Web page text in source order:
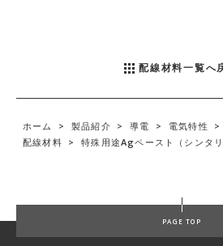
配線材料一覧へ
ホーム > 製品紹介 > 導電 > 電気特性 >
配線材料 > 特殊用途Agペースト（シンタリ
PAGE TOP